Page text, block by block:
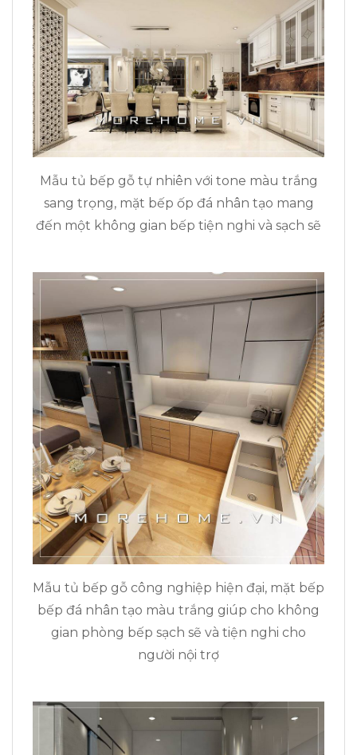
Mẫu tủ bếp gỗ tự nhiên với tone màu trắng
sang trọng, mặt bếp ốp đá nhân tạo mang
đến một không gian bếp tiện nghi và sạch sẽ
Mẫu tủ bếp gỗ công nghiệp hiện đại, mặt bếp
bếp đá nhân tạo màu trắng giúp cho không
gian phòng bếp sạch sẽ và tiện nghi cho
người nội trợ